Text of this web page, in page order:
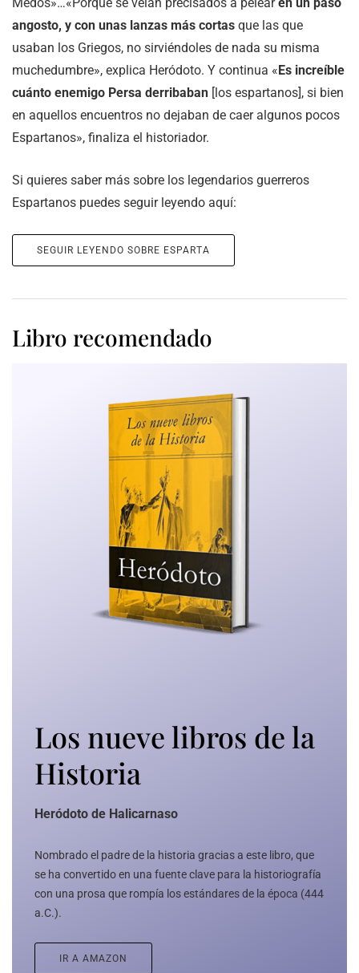
angosto, y con unas lanzas más cortas que las que
usaban los Griegos, no sirviéndoles de nada su misma
muchedumbre», explica Heródoto. Y continua «Es increíble
cuánto enemigo Persa derribaban [los espartanos], si bien
en aquellos encuentros no dejaban de caer algunos pocos
Espartanos», finaliza el historiador.
Si quieres saber más sobre los legendarios guerreros
Espartanos puedes seguir leyendo aquí:
SEGUIR LEYENDO SOBRE ESPARTA
Libro recomendado
Los nueve libros de la
Historia
Heródoto de Halicarnaso
Nombrado el padre de la historia gracias a este libro, que
se ha convertido en una fuente clave para la historiografía
con una prosa que rompía los estándares de la época (444
a.C.).
IR A AMAZON